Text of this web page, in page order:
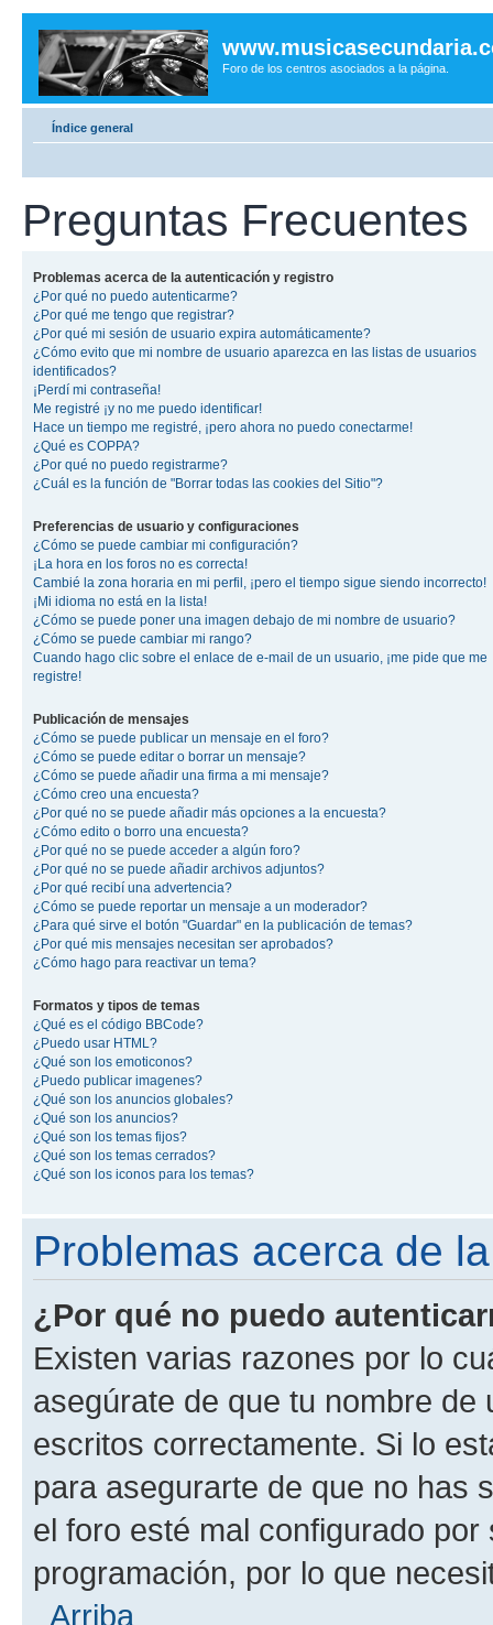
Foro de los centros asociados a la página.
Índice general
Preguntas Frecuentes
Problemas acerca de la autenticación y registro
¿Por qué no puedo autenticarme?
¿Por qué me tengo que registrar?
¿Por qué mi sesión de usuario expira automáticamente?
¿Cómo evito que mi nombre de usuario aparezca en las listas de usuarios
identificados?
¡Perdí mi contraseña!
Me registré ¡y no me puedo identificar!
Hace un tiempo me registré, ¡pero ahora no puedo conectarme!
¿Qué es COPPA?
¿Por qué no puedo registrarme?
¿Cuál es la función de "Borrar todas las cookies del Sitio"?
Preferencias de usuario y configuraciones
¿Cómo se puede cambiar mi configuración?
¡La hora en los foros no es correcta!
Cambié la zona horaria en mi perfil, ¡pero el tiempo sigue siendo incorrecto!
¡Mi idioma no está en la lista!
¿Cómo se puede poner una imagen debajo de mi nombre de usuario?
¿Cómo se puede cambiar mi rango?
Cuando hago clic sobre el enlace de e-mail de un usuario, ¡me pide que me
registre!
Publicación de mensajes
¿Cómo se puede publicar un mensaje en el foro?
¿Cómo se puede editar o borrar un mensaje?
¿Cómo se puede añadir una firma a mi mensaje?
¿Cómo creo una encuesta?
¿Por qué no se puede añadir más opciones a la encuesta?
¿Cómo edito o borro una encuesta?
¿Por qué no se puede acceder a algún foro?
¿Por qué no se puede añadir archivos adjuntos?
¿Por qué recibí una advertencia?
¿Cómo se puede reportar un mensaje a un moderador?
¿Para qué sirve el botón "Guardar" en la publicación de temas?
¿Por qué mis mensajes necesitan ser aprobados?
¿Cómo hago para reactivar un tema?
Formatos y tipos de temas
¿Qué es el código BBCode?
¿Puedo usar HTML?
¿Qué son los emoticonos?
¿Puedo publicar imagenes?
¿Qué son los anuncios globales?
¿Qué son los anuncios?
¿Qué son los temas fijos?
¿Qué son los temas cerrados?
¿Qué son los iconos para los temas?
Problemas acerca de
¿Por qué no puedo
Existen varias razones por lo
asegúrate de que tu nombre
escritos correctamente. Si lo
para asegurarte de que no has
el foro esté mal configurado
programación, por lo que
Arriba